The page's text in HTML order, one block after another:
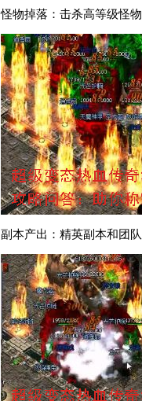
怪物掉落：击杀高等级怪
副本产出：精英副本和团